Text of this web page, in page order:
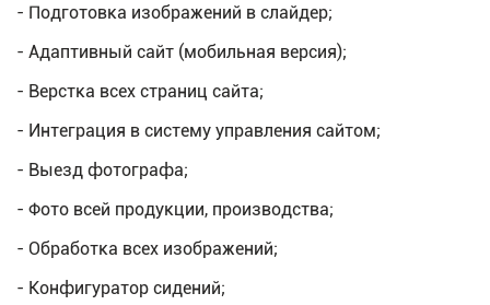
- Подготовка изображений в слайдер;
- Адаптивный сайт (мобильная версия);
- Верстка всех страниц сайта;
- Интеграция в систему управления сайтом;
- Выезд фотографа;
- Фото всей продукции, производства;
- Обработка всех изображений;
- Конфигуратор сидений;